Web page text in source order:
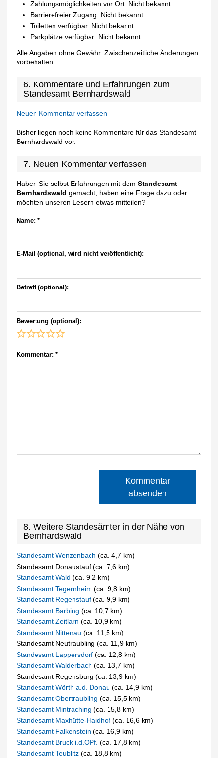
Zahlungsmöglichkeiten vor Ort: Nicht bekannt
Barrierefreier Zugang: Nicht bekannt
Toiletten verfügbar: Nicht bekannt
Parkplätze verfügbar: Nicht bekannt
Alle Angaben ohne Gewähr. Zwischenzeitliche Änderungen
vorbehalten.
6. Kommentare und Erfahrungen zum
Standesamt Bernhardswald
Neuen Kommentar verfassen
Bisher liegen noch keine Kommentare für das Standesamt
Bernhardswald vor.
7. Neuen Kommentar verfassen
Haben Sie selbst Erfahrungen mit demStandesamt
Bernhardswald gemacht, haben eine Frage dazu oder
möchten unseren Lesern etwas mitteilen?
Name: *
E-Mail (optional, wird nicht veröffentlicht):
Betreff (optional):
Bewertung (optional):
Kommentar: *
Kommentar
absenden
8. Weitere Standesämter in der Nähe von
Bernhardswald
Standesamt Wenzenbach(ca. 4,7 km)
Standesamt Donaustauf (ca. 7,6 km)
Standesamt Wald(ca. 9,2 km)
Standesamt Tegernheim(ca. 9,8 km)
Standesamt Regenstauf(ca. 9,9 km)
Standesamt Barbing(ca. 10,7 km)
Standesamt Zeitlarn(ca. 10,9 km)
Standesamt Nittenau(ca. 11,5 km)
Standesamt Neutraubling (ca. 11,9 km)
Standesamt Lappersdorf(ca. 12,8 km)
Standesamt Walderbach(ca. 13,7 km)
Standesamt Regensburg (ca. 13,9 km)
Standesamt Wörth a.d. Donau(ca. 14,9 km)
Standesamt Obertraubling(ca. 15,5 km)
Standesamt Mintraching(ca. 15,8 km)
Standesamt Maxhütte-Haidhof(ca. 16,6 km)
Standesamt Falkenstein(ca. 16,9 km)
Standesamt Bruck i.d.OPf.(ca. 17,8 km)
Standesamt Teublitz(ca. 18,8 km)